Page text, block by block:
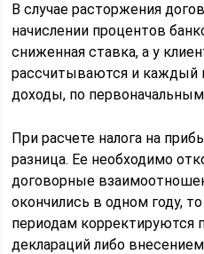
В случае расторжения
начислении процентов
сниженная ставка, а у
рассчитываются и каждый
доходы, по
При расчете налога на
разница. Ее необходимо
договорные
окончились в одном году,
периодам корректируются
деклараций либо